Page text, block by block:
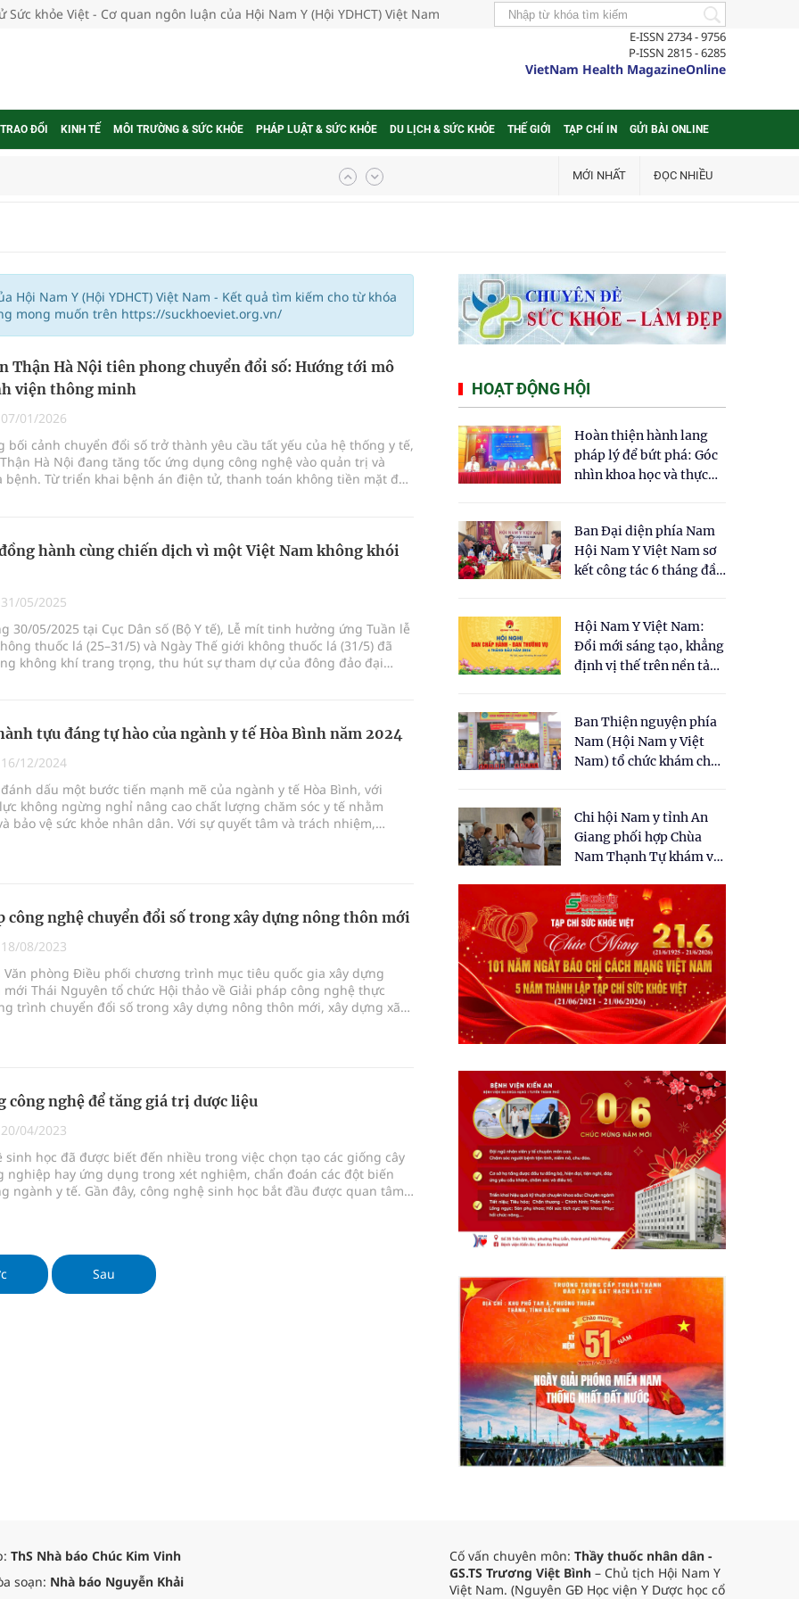
Sức khỏe Việt - Cơ quan ngôn luận của Hội Nam Y (Hội YDHCT) Việt Nam
E-ISSN 2734 - 9756
P-ISSN 2815 - 6285
VietNam Health MagazineOnline
ĐỔI KINH TẾ MÔI TRƯỜNG & SỨC KHỎE PHÁP LUẬT & SỨC KHỎE DU LỊCH & SỨC KHỎE THẾ GIỚI TẠP CHÍ IN GỬI BÀI ONLINE
ung thư
Của Các Loài Nhân Sâm (Panax Spp.): Tổng
quốc
mới của Việt Nam
hai cấp trong quản lý hoạt động nha khoa,
lực cho môi trường và cộng đồng
gia
MỚI NHẤT ĐỌC NHIỀU
Hội Nam Y (Hội YDHCT) Việt Nam - Kết quả tìm kiếm cho từ khóa
mong muốn trên https://suckhoeviet.org.vn/
Thận Hà Nội tiên phong chuyển đổi số: Hướng tới mô
viện thông minh
07/01/2026
bối cảnh chuyển đổi số trở thành yêu cầu tất yếu của hệ thống y tế,
Hà Nội đang tăng tốc ứng dụng công nghệ vào quản trị và
bệnh. Từ triển khai bệnh án điện tử, thanh toán không tiền mặt đến
hành cùng chiến dịch vì một Việt Nam không khói
31/05/2025
30/05/2025 tại Cục Dân số (Bộ Y tế), Lễ mít tinh hưởng ứng Tuần lễ
thuốc lá (25–31/5) và Ngày Thế giới không thuốc lá (31/5) đã
không khí trang trọng, thu hút sự tham dự của đông đảo đại
tựu đáng tự hào của ngành y tế Hòa Bình năm 2024
16/12/2024
dấu một bước tiến mạnh mẽ của ngành y tế Hòa Bình, với
không ngừng nghỉ nâng cao chất lượng chăm sóc y tế nhằm
bảo vệ sức khỏe nhân dân. Với sự quyết tâm và trách nhiệm,
công nghệ chuyển đổi số trong xây dựng nông thôn mới
18/08/2023
Văn phòng Điều phối chương trình mục tiêu quốc gia xây dựng
Thái Nguyên tổ chức Hội thảo về Giải pháp công nghệ thực
trình chuyển đổi số trong xây dựng nông thôn mới, xây dựng xã
công nghệ để tăng giá trị dược liệu
20/04/2023
sinh học đã được biết đến nhiều trong việc chọn tạo các giống cây
nghiệp hay ứng dụng trong xét nghiệm, chẩn đoán các đột biến
ngành y tế. Gần đây, công nghệ sinh học bắt đầu được quan tâm
Sau
HOẠT ĐỘNG HỘI
Hoàn thiện hành lang
pháp lý để bứt phá: Góc
nhìn khoa học và thực
cho Luật Y dược cổ
truyền Việt Nam"
Ban Đại diện phía Nam
Hội Nam Y Việt Nam sơ
kết công tác 6 tháng đầu
Hội Nam Y Việt Nam:
Đổi mới sáng tạo, khẳng
định vị thế trên nền tảng
Ban Thiện nguyện phía
Nam (Hội Nam y Việt
Nam) tổ chức khám chữa
dân tại xã Tân Tập
Chi hội Nam y tỉnh An
Giang phối hợp Chùa
Nam Thạnh Tự khám và
nhân dân
ThS Nhà báo Chúc Kim Vinh
soạn: Nhà báo Nguyễn Khải
Cố vấn chuyên môn: Thầy thuốc nhân dân -
GS.TS Trương Việt Bình – Chủ tịch Hội Nam Y
Việt Nam. (Nguyên GĐ Học viện Y Dược học cổ